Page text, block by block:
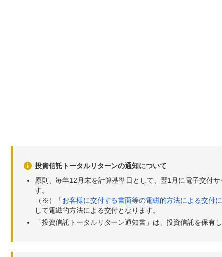
投資信託トータルリターンの通知について
原則、毎年12月末を計算基準日として、翌1月に電子交付
す。
（※）「お客様に交付する書面等の電磁的方法による交付
して電磁的方法による交付となります。
「投資信託トータルリターン通知書」は、投資信託を保有